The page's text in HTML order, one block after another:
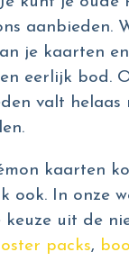
aanbieden.
je kaarten
eerlijk bod.
valt helaas
kaarten
ook. In onze
keuze uit de
packs,